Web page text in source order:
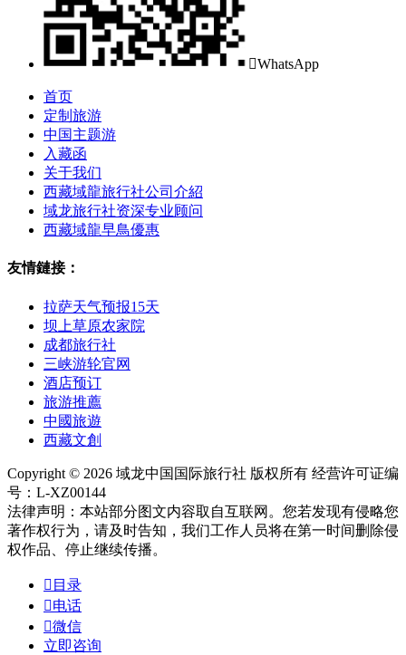
WhatsApp
首页
定制旅游
中国主题游
入藏函
关于我们
西藏域龍旅行社公司介紹
域龙旅行社资深专业顾问
西藏域龍早鳥優惠
友情鏈接：
拉萨天气预报15天
坝上草原农家院
成都旅行社
三峡游轮官网
酒店预订
旅游推薦
中國旅遊
西藏文創
Copyright © 2026 域龙中国国际旅行社 版权所有 经营许可证编
号：L-XZ00144
法律声明：本站部分图文内容取自互联网。您若发现有侵略您
著作权行为，请及时告知，我们工作人员将在第一时间删除侵
权作品、停止继续传播。
 目录
电话
微信
立即咨询